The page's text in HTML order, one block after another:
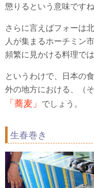
懲りるという意味ですね
さらに言えばフォーは
人が集まるホーチミン
頻繁に見かける料理で
というわけで、日本の
外の地方における、（
「蕎麦」 でしょう。
生春巻き